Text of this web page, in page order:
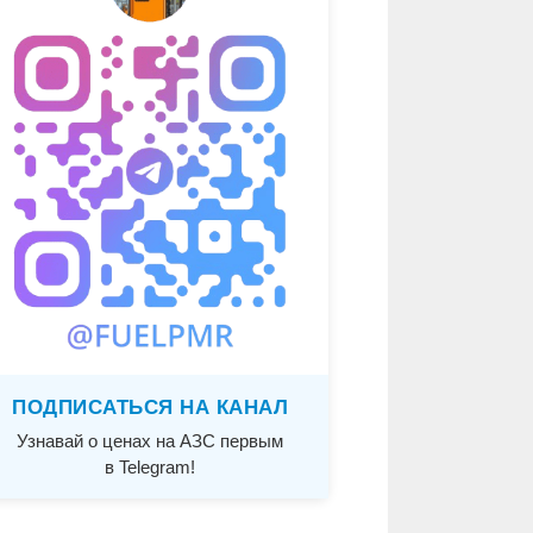
ПОДПИСАТЬСЯ НА КАНАЛ
Узнавай о ценах на АЗС первым
в Telegram!